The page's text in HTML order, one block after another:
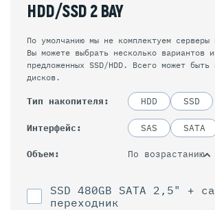
HDD/SSD 2 BAY
По умолчанию мы не комплектуем серверы
Вы можете выбрать несколько вариантов
предложенных SSD/HDD. Всего может
дисков.
Тип накопителя HDD SSD
Интерфейс SAS SATA
Объем По возрастанию
SSD 480GB SATA 2,5" +
переходник